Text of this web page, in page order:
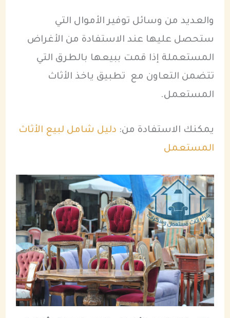
والعديد من وسائل توفير الأموال التي
ستحصل عليها عند الاستفادة من الأغراض
المستعملة إذا قمت ببيعها بالطرق التي
تتضمن التعاون مع تطبيق ياخذ الأثاث
المستعمل.
يمكنك الاستفادة من: دليل شامل لبيع الأثاث
المستعمل